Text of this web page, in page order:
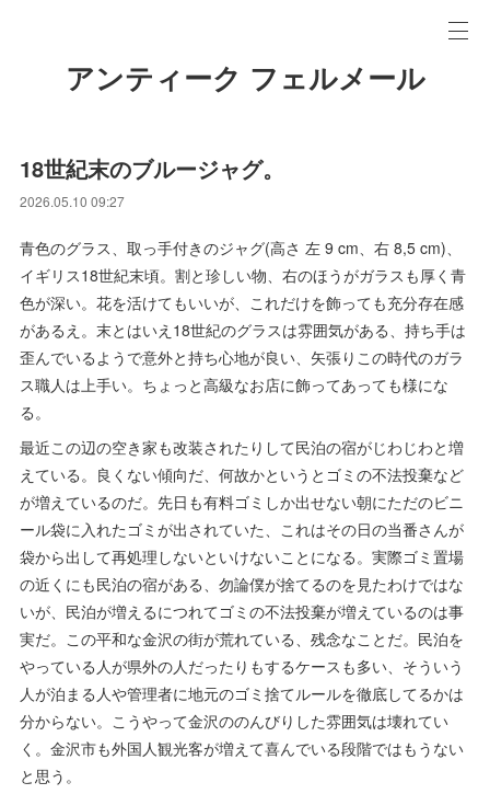
アンティーク フェルメール
18世紀末のブルージャグ。
2026.05.10 09:27
青色のグラス、取っ手付きのジャグ(高さ 左 9 cm、右 8,5 cm)、
イギリス18世紀末頃。割と珍しい物、右のほうがガラスも厚く青
色が深い。花を活けてもいいが、これだけを飾っても充分存在感
があるえ。末とはいえ18世紀のグラスは雰囲気がある、持ち手は
歪んでいるようで意外と持ち心地が良い、矢張りこの時代のガラ
ス職人は上手い。ちょっと高級なお店に飾ってあっても様にな
る。
最近この辺の空き家も改装されたりして民泊の宿がじわじわと増
えている。良くない傾向だ、何故かというとゴミの不法投棄など
が増えているのだ。先日も有料ゴミしか出せない朝にただのビニ
ール袋に入れたゴミが出されていた、これはその日の当番さんが
袋から出して再処理しないといけないことになる。実際ゴミ置場
の近くにも民泊の宿がある、勿論僕が捨てるのを見たわけではな
いが、民泊が増えるにつれてゴミの不法投棄が増えているのは事
実だ。この平和な金沢の街が荒れている、残念なことだ。民泊を
やっている人が県外の人だったりもするケースも多い、そういう
人が泊まる人や管理者に地元のゴミ捨てルールを徹底してるかは
分からない。こうやって金沢ののんびりした雰囲気は壊れてい
く。金沢市も外国人観光客が増えて喜んでいる段階ではもうない
と思う。